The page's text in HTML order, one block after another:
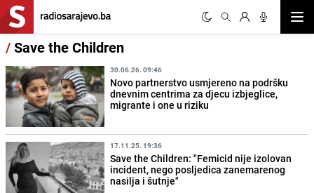
/Save the Children
30.06.26. 09:46
Novo partnerstvo usmjereno na podršku
dnevnim centrima za djecu izbjeglice,
migrante i one u riziku
17.11.25. 19:36
Save the Children: "Femicid nije izolovan
incident, nego posljedica zanemarenog
nasilja i šutnje"